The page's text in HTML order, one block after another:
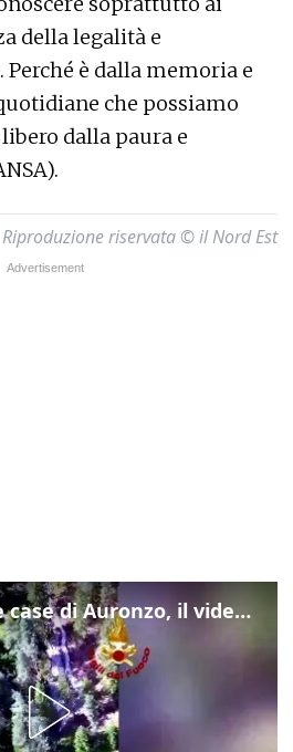
della legalità e
è dalla memoria e
che possiamo
dalla paura e
Riproduzione riservata © il Nord Est
Frana lambisce le case di Auronzo, il video dall'elicottero dei vigili del fuoco